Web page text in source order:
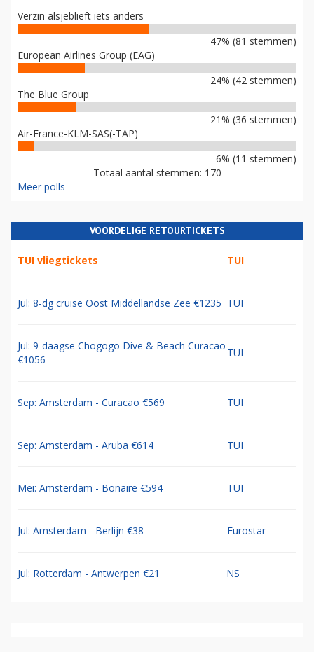
Verzin alsjeblieft iets anders
47% (81 stemmen)
European Airlines Group (EAG)
24% (42 stemmen)
The Blue Group
21% (36 stemmen)
Air-France-KLM-SAS(-TAP)
6% (11 stemmen)
Totaal aantal stemmen: 170
Meer polls
VOORDELIGE RETOURTICKETS
TUI vliegtickets TUI
Jul: 8-dg cruise Oost Middellandse Zee €1235 TUI
Jul: 9-daagse Chogogo Dive & Beach Curacao
€1056
TUI
Sep: Amsterdam - Curacao €569 TUI
Sep: Amsterdam - Aruba €614 TUI
Mei: Amsterdam - Bonaire €594 TUI
Jul: Amsterdam - Berlijn €38 Eurostar
Jul: Rotterdam - Antwerpen €21 NS